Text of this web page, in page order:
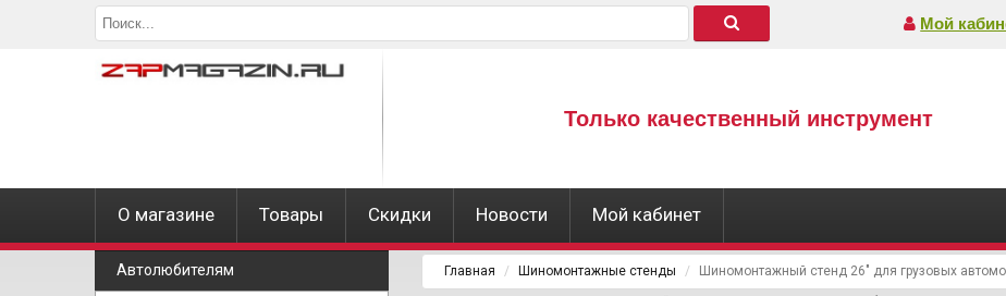
Мой
Только качественный инструмент
О магазине Товары Скидки Новости Мой кабинет
Автолюбителям Главная Шиномонтажные стенды Шиномонтажный стенд 26" для грузовых